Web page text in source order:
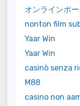
オンラインポ
nonton film
Yaar Win
Yaar Win
casinò senza
M88
casino non